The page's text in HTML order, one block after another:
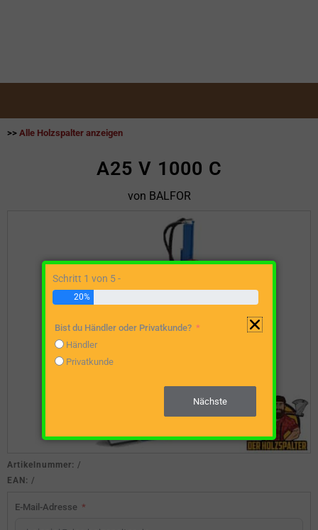
>> Alle Holzspalter anzeigen
A25 V 1000 C
von BALFOR
Artikelnummer: /
EAN: /
E-Mail-Adresse
Schritt 1 von 5 -
20%
Bist du Händler oder Privatkunde?
Händler
Privatkunde
Nächste